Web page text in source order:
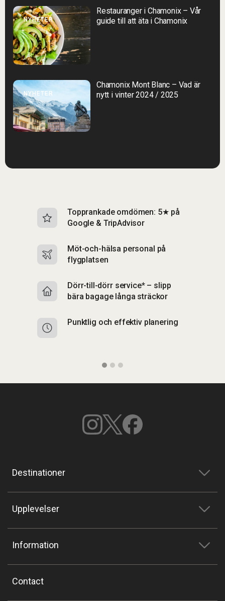
NYHETER
Restauranger i Chamonix – Vår
guide till att äta i Chamonix
NYHETER
Chamonix Mont Blanc – Vad är
nytt i vinter 2024 / 2025
Topprankade omdömen: 5★ på
Google & TripAdvisor
Möt-och-hälsa personal på
flygplatsen
Dörr-till-dörr service* – slipp
bära bagage långa sträckor
Punktlig och effektiv planering
Destinationer
Upplevelser
Information
Contact